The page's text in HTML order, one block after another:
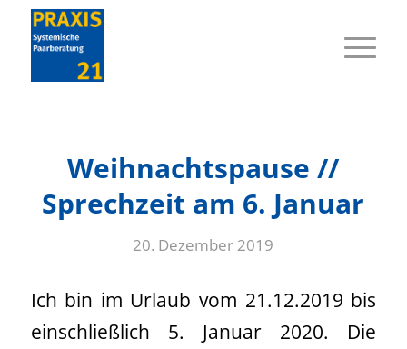
Weihnachtspause //
Sprechzeit am 6. Januar
20. Dezember 2019
Ich bin im Urlaub vom 21.12.2019 bis
einschließlich 5. Januar 2020. Die